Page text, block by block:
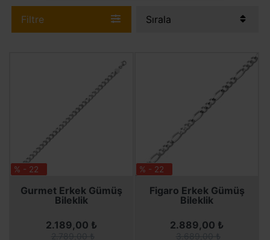
Filtre Sırala
% - 22
Gurmet Erkek Gümüş
Bileklik
SEPETE EKLE
2.189,00 ₺
SEPETE EKLE
% - 22
Figaro Erkek Gümüş
Bileklik
SEPETE EKLE
2.889,00 ₺
SEPETE EKLE